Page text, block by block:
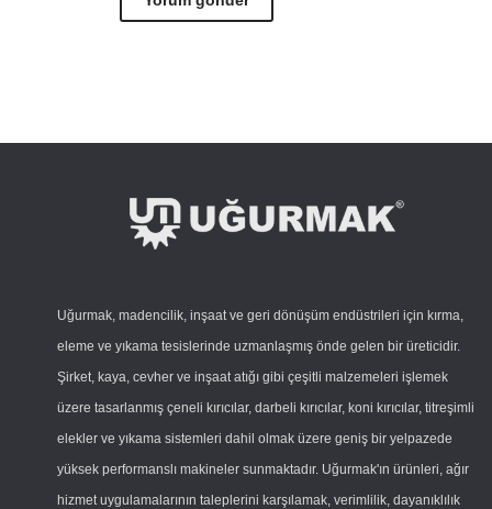
Uğurmak, madencilik, inşaat ve geri dönüşüm endüstrileri için kırma,
eleme ve yıkama tesislerinde uzmanlaşmış önde gelen bir üreticidir.
Şirket, kaya, cevher ve inşaat atığı gibi çeşitli malzemeleri işlemek
üzere tasarlanmış çeneli kırıcılar, darbeli kırıcılar, koni kırıcılar, titreşimli
elekler ve yıkama sistemleri dahil olmak üzere geniş bir yelpazede
yüksek performanslı makineler sunmaktadır. Uğurmak'ın ürünleri, ağır
hizmet uygulamalarının taleplerini karşılamak, verimlilik, dayanıklılık